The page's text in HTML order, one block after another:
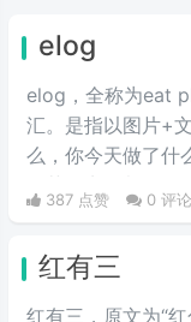
elog
elog，全称为eat
汇。是指以图片+
么，你今天做了什
奶茶盘点，都值得
387 点赞 0 评论
红有三
红有三，原文为“